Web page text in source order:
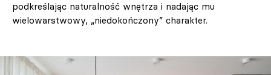
podkreślając naturalność wnętrza i nadając mu
wielowarstwowy, „niedokończony” charakter.